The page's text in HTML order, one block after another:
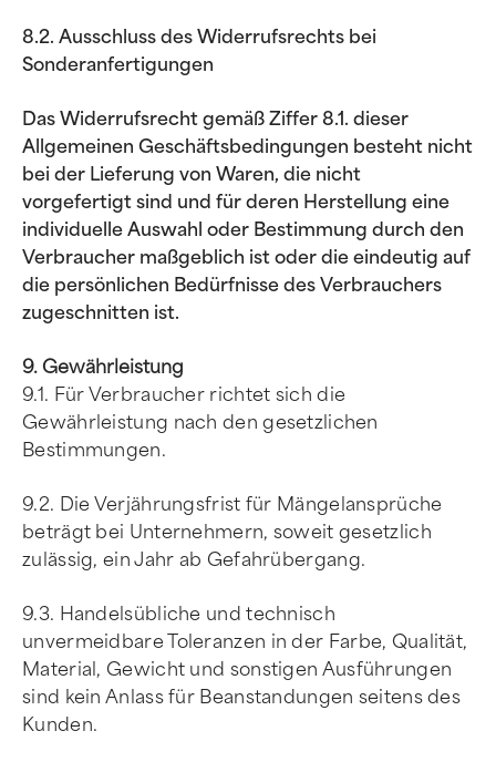
8.2. Ausschluss des Widerrufsrechts bei
Sonderanfertigungen
Das Widerrufsrecht gemäß Ziffer 8.1. dieser
Allgemeinen Geschäftsbedingungen besteht nicht
bei der Lieferung von Waren, die nicht
vorgefertigt sind und für deren Herstellung eine
individuelle Auswahl oder Bestimmung durch den
Verbraucher maßgeblich ist oder die eindeutig auf
die persönlichen Bedürfnisse des Verbrauchers
zugeschnitten ist.
9. Gewährleistung
9.1. Für Verbraucher richtet sich die
Gewährleistung nach den gesetzlichen
Bestimmungen.
9.2. Die Verjährungsfrist für Mängelansprüche
beträgt bei Unternehmern, soweit gesetzlich
zulässig, ein Jahr ab Gefahrübergang.
9.3. Handelsübliche und technisch
unvermeidbare Toleranzen in der Farbe, Qualität,
Material, Gewicht und sonstigen Ausführungen
sind kein Anlass für Beanstandungen seitens des
Kunden.